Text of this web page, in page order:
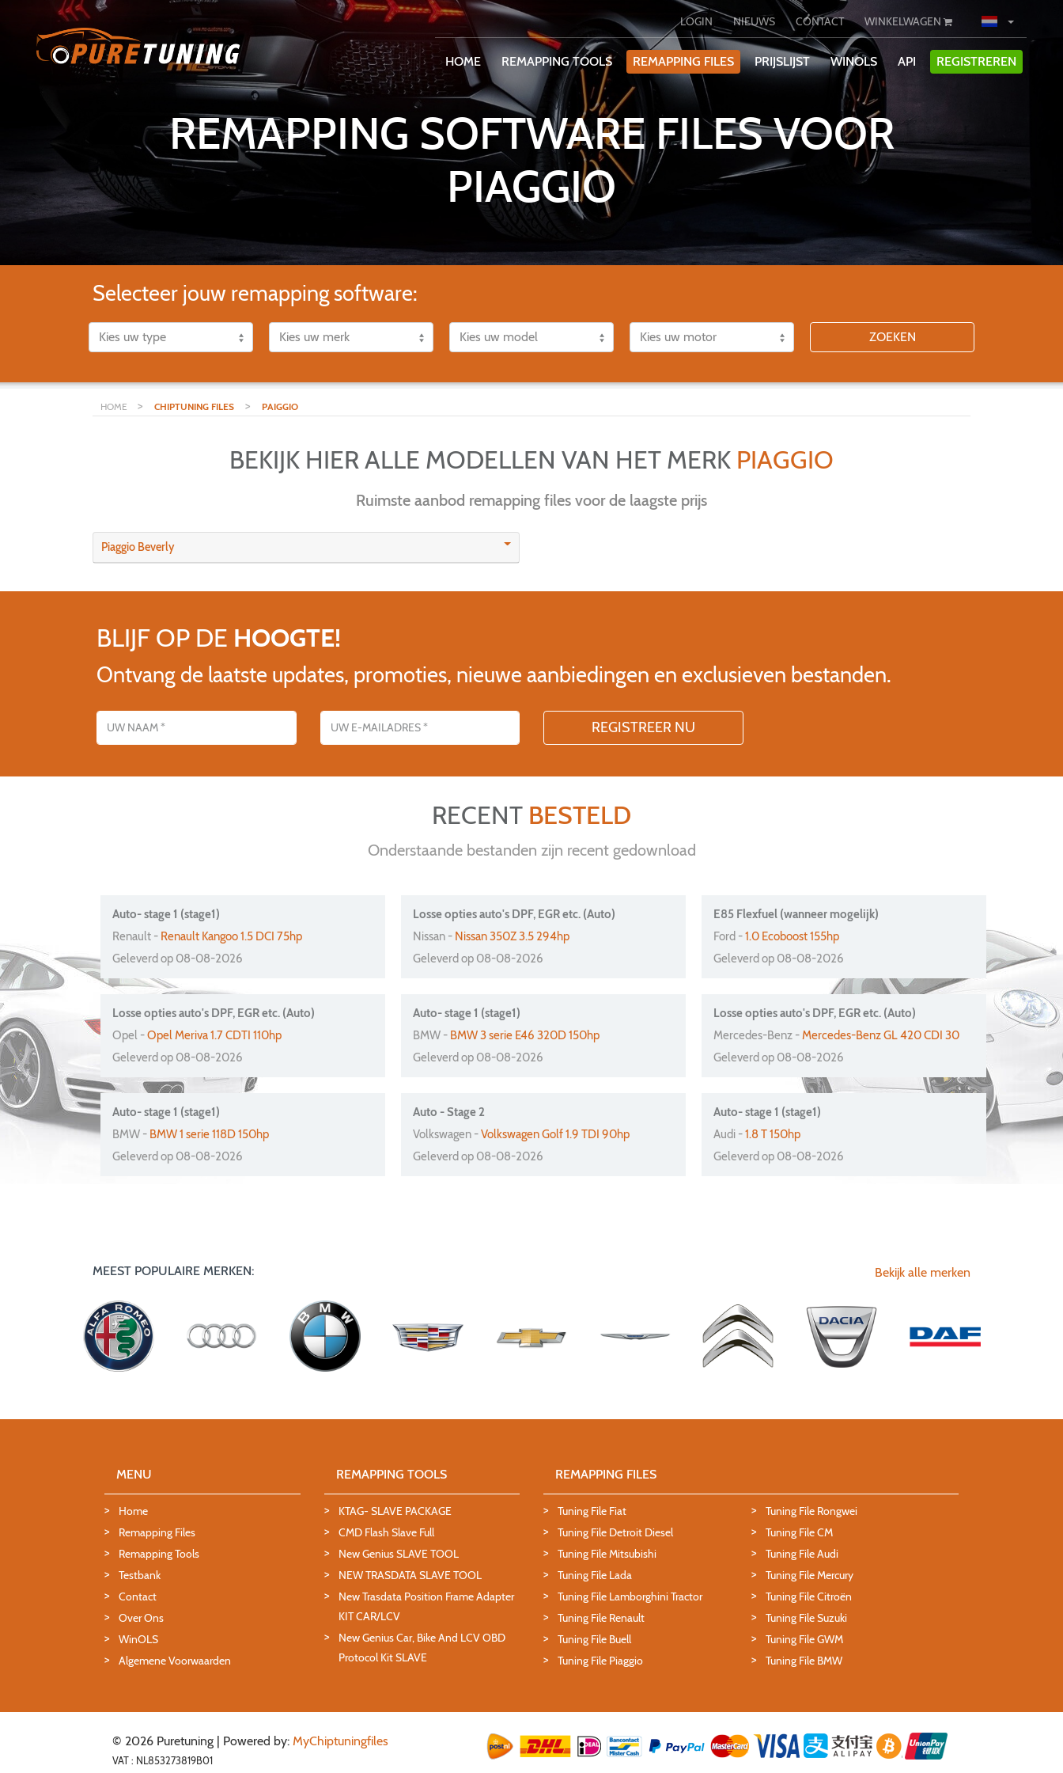
LOGIN NIEUWS CONTACT WINKELWAGEN
HOME REMAPPING TOOLS REMAPPING FILES PRIJSLIJST WINOLS API REGISTREREN
REMAPPING SOFTWARE FILES VOOR
PIAGGIO
Selecteer jouw remapping software:
ZOEKEN
HOME > CHIPTUNING FILES > PAIGGIO
BEKIJK HIER ALLE MODELLEN VAN HET MERK PIAGGIO
Ruimste aanbod remapping files voor de laagste prijs
Piaggio Beverly
BLIJF OP DE HOOGTE!
Ontvang de laatste updates, promoties, nieuwe aanbiedingen en exclusieven bestanden.
RECENT BESTELD
Onderstaande bestanden zijn recent gedownload
Auto- stage 1 (stage1)
Renault - Renault Kangoo 1.5 DCI 75hp
Geleverd op 08-08-2026
Losse opties auto's DPF, EGR etc. (Auto)
Nissan - Nissan 350Z 3.5 294hp
Geleverd op 08-08-2026
E85 Flexfuel (wanneer mogelijk)
Ford -1.0 Ecoboost 155hp
Geleverd op 08-08-2026
Losse opties auto's DPF, EGR etc. (Auto)
Opel -Opel Meriva 1.7 CDTI 110hp
Geleverd op 08-08-2026
Auto- stage 1 (stage1)
BMW - BMW 3 serie E46 320D 150hp
Geleverd op 08-08-2026
Losse opties auto's DPF, EGR etc. (Auto)
Mercedes-Benz -Mercedes-Benz GL 420 CDI 30
Geleverd op 08-08-2026
Auto- stage 1 (stage1)
BMW - BMW 1 serie 118D 150hp
Geleverd op 08-08-2026
Auto - Stage 2
Volkswagen -Volkswagen Golf 1.9 TDI 90hp
Geleverd op 08-08-2026
Auto- stage 1 (stage1)
Audi -1.8 T 150hp
Geleverd op 08-08-2026
MEEST POPULAIRE MERKEN: Bekijk alle merken
MENU
Home
Remapping Files
Remapping Tools
Testbank
Contact
Over Ons
WinOLS
Algemene Voorwaarden
REMAPPING TOOLS
KTAG- SLAVE PACKAGE
CMD Flash Slave Full
New Genius SLAVE TOOL
NEW TRASDATA SLAVE TOOL
New Trasdata Position Frame Adapter
KIT CAR/LCV
New Genius Car, Bike And LCV OBD
Protocol Kit SLAVE
REMAPPING FILES
Tuning File Fiat
Tuning File Detroit Diesel
Tuning File Mitsubishi
Tuning File Lada
Tuning File Lamborghini Tractor
Tuning File Renault
Tuning File Buell
Tuning File Piaggio
Tuning File Rongwei
Tuning File CM
Tuning File Audi
Tuning File Mercury
Tuning File Citroën
Tuning File Suzuki
Tuning File GWM
Tuning File BMW
© 2026 Puretuning | Powered by: MyChiptuningfiles
VAT : NL853273819B01